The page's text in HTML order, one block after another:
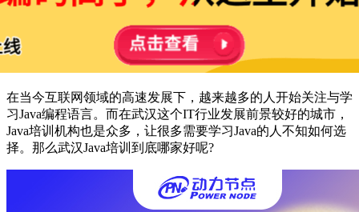
在当今互联网领域的高速发展下，越来越多的人开始关注与学
习Java编程语言。而在武汉这个IT行业发展前景较好的城市，
Java培训机构也是众多，让很多需要学习Java的人不知如何选
择。那么武汉Java培训到底哪家好呢?